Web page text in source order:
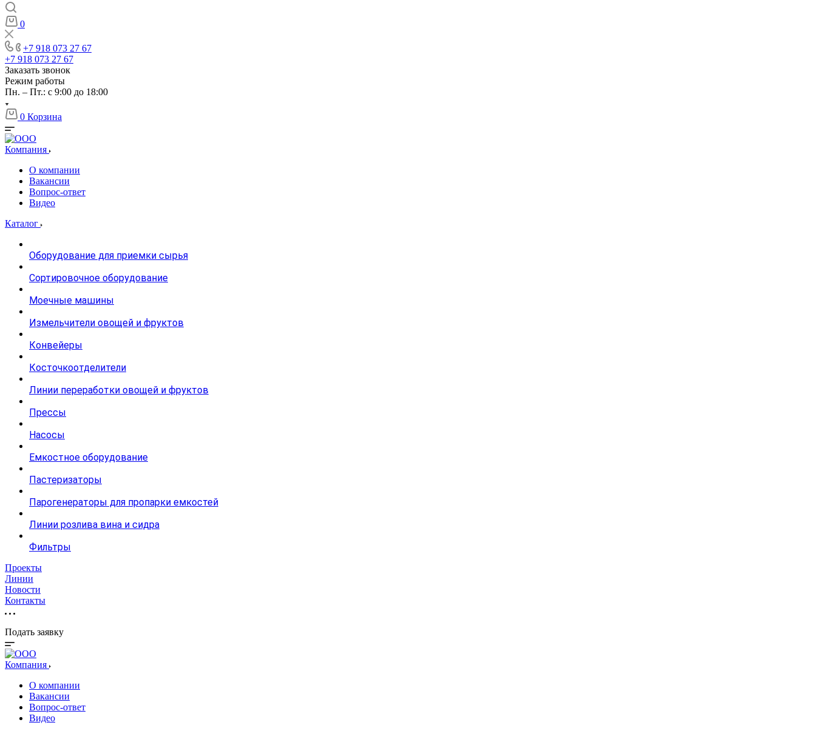
0
+7 918 073 27 67
+7 918 073 27 67
Заказать звонок
Режим работы
Пн. – Пт.: с 9:00 до 18:00
0 Корзина
Компания
О компании
Вакансии
Вопрос-ответ
Видео
Каталог
Оборудование для приемки сырья
Сортировочное оборудование
Моечные машины
Измельчители овощей и фруктов
Конвейеры
Косточкоотделители
Линии переработки овощей и фруктов
Прессы
Насосы
Емкостное оборудование
Пастеризаторы
Парогенераторы для пропарки емкостей
Линии розлива вина и сидра
Фильтры
Проекты
Линии
Новости
Контакты
Подать заявку
Компания
О компании
Вакансии
Вопрос-ответ
Видео